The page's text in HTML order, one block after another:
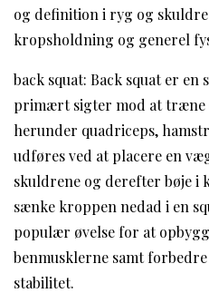
og definition i ryg og
kropsholdning og generel
back squat: Back squat er
primært sigter mod at træne
herunder quadriceps,
udføres ved at placere en
skuldrene og derefter bøje i
sænke kroppen nedad i en
populær øvelse for at
benmusklerne samt
stabilitet.